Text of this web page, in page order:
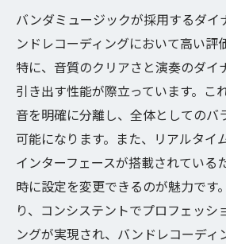
バンダミュージックが採用するダイ
ンドレコーディングにおいて高い評
特に、音質のクリアさと演奏のダイ
引き出す性能が際立っています。こ
音を明確に分離し、全体としてのバ
可能になります。また、リアルタイ
インターフェースが搭載されている
時に設定を変更できるのが魅力です
り、コンシステントでプロフェッシ
ングが実現され、バンドレコーディ